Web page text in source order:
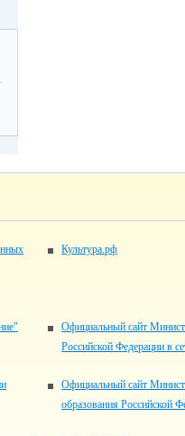
Культура.рф
Официальный сайт
Российской Федерации в
Официальный сайт
образования Российской